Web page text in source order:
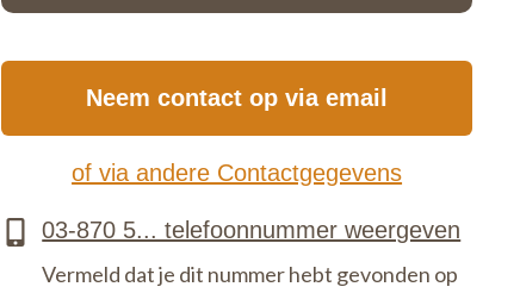
Neem contact op via email
of via andere Contactgegevens
Vermeld dat je dit nummer hebt gevonden op